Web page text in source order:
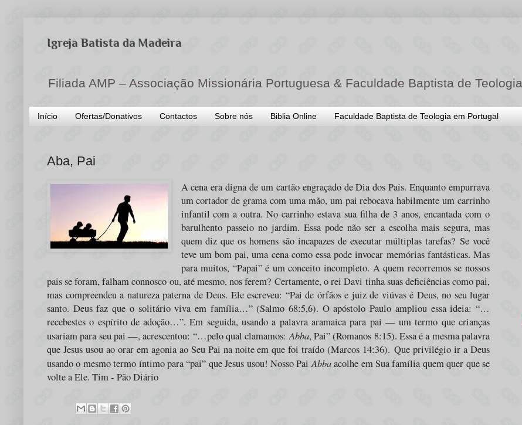
Igreja Batista da Madeira
Filiada AMP – Associação Missionária Portuguesa & Faculdade Baptista de Teologia
Início Ofertas/Donativos Contactos Sobre nós Biblia Online Faculdade Baptista de Teologia em Portugal
Aba, Pai
A cena era digna de um cartão engraçado de Dia dos Pais. Enquanto empurrava
um cortador de grama com uma mão, um pai rebocava habilmente um carrinho
infantil com a outra. No carrinho estava sua filha de 3 anos, encantada com o
barulhento passeio no jardim. Essa pode não ser a escolha mais segura, mas
quem diz que os homens são incapazes de executar múltiplas tarefas?Se você
teve um bom pai, uma cena como essa pode invocar memórias fantásticas. Mas
para muitos, “Papai” é um conceito incompleto. A quem recorremos se nossos
pais se foram, falham connosco ou, até mesmo, nos ferem?Certamente, o rei Davi tinha suas deficiências como pai,
mas compreendeu a natureza paterna de Deus. Ele escreveu: “Pai de órfãos e juiz de viúvas é Deus, no seu lugar
santo. Deus faz que o solitário viva em família…” (Salmo 68:5,6). O apóstolo Paulo ampliou essa ideia: “…
recebestes o espírito de adoção…”. Em seguida, usando a palavra aramaica para pai — um termo que crianças
usariam para seu pai —, acrescentou: “…pelo qual clamamos:Abba, Pai” (Romanos 8:15). Essa é a mesma palavra
que Jesus usou ao orar em agonia ao Seu Pai na noite em que foi traído (Marcos 14:36).Que privilégio ir a Deus
usando o mesmo termo íntimo para “pai” que Jesus usou! Nosso PaiAbbaacolhe em Sua família quem quer que se
volte a Ele. Tim - Pão Diário